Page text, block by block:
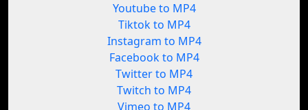
Youtube to MP4
Tiktok to MP4
Instagram to MP4
Facebook to MP4
Twitter to MP4
Twitch to MP4
Vimeo to MP4